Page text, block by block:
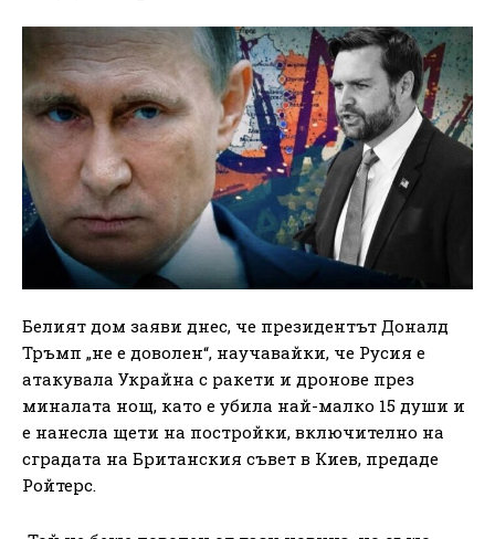
Белият дом заяви днес, че президентът Доналд
Тръмп „не е доволен“, научавайки, че Русия е
атакувала Украйна с ракети и дронове през
миналата нощ, като е убила най-малко 15 души и
е нанесла щети на постройки, включително на
сградата на Британския съвет в Киев, предаде
Ройтерс.